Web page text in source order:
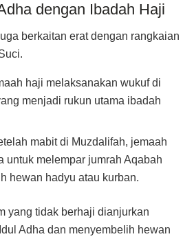
dengan Ibadah Haji
berkaitan erat dengan rangkaian
haji melaksanakan wukuf di
menjadi rukun utama ibadah
mabit di Muzdalifah, jemaah
untuk melempar jumrah Aqabah
hewan hadyu atau kurban.
yang tidak berhaji dianjurkan
Adha dan menyembelih hewan